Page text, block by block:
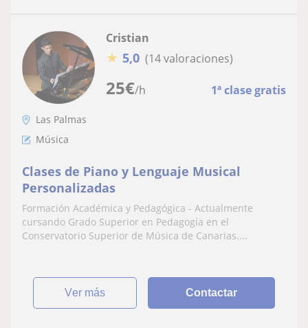
25€/h 1ª clase gratis
Cristian
★ 5,0 (14 valoraciones)
Las Palmas
Música
Clases de Piano y Lenguaje Musical
Personalizadas
Formación Académica y Pedagógica - Actualmente
cursando Grado Superior en Pedagogía en el
Conservatorio Superior de Música de Canarias....
ver más Contactar